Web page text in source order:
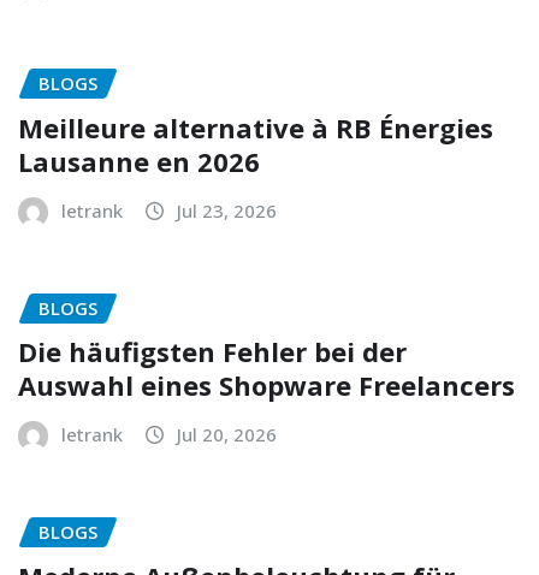
BLOGS
Meilleure alternative à RB Énergies
Lausanne en 2026
letrank Jul 23, 2026
BLOGS
Die häufigsten Fehler bei der
Auswahl eines Shopware Freelancers
letrank Jul 20, 2026
BLOGS